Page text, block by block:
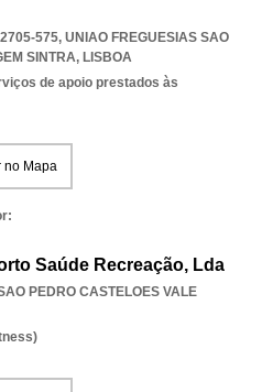
575, UNIAO FREGUESIAS SAO
SINTRA, LISBOA
de apoio prestados às
no Mapa
Saúde Recreação, Lda
PEDRO CASTELOES VALE